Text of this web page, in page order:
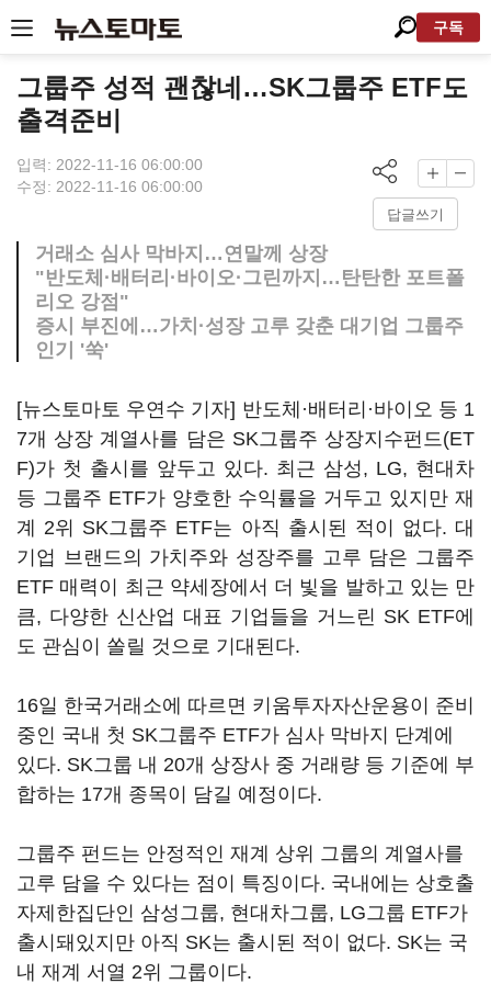
구독
그룹주 성적 괜찮네…SK그룹주 ETF도
출격준비
입력: 2022-11-16 06:00:00
수정: 2022-11-16 06:00:00
답글쓰기
거래소 심사 막바지…연말께 상장
"반도체·배터리·바이오·그린까지…탄탄한 포트폴
리오 강점"
증시 부진에…가치·성장 고루 갖춘 대기업 그룹주
인기 '쑥'
[뉴스토마토 우연수 기자] 반도체·배터리·바이오 등 1
7개 상장 계열사를 담은 SK그룹주 상장지수펀드(ET
F)가 첫 출시를 앞두고 있다. 최근 삼성, LG, 현대차
등 그룹주 ETF가 양호한 수익률을 거두고 있지만 재
계 2위 SK그룹주 ETF는 아직 출시된 적이 없다. 대
기업 브랜드의 가치주와 성장주를 고루 담은 그룹주
ETF 매력이 최근 약세장에서 더 빛을 발하고 있는 만
큼, 다양한 신산업 대표 기업들을 거느린 SK ETF에
도 관심이 쏠릴 것으로 기대된다.
16일 한국거래소에 따르면 키움투자자산운용이 준비
중인 국내 첫 SK그룹주 ETF가 심사 막바지 단계에
있다. SK그룹 내 20개 상장사 중 거래량 등 기준에 부
합하는 17개 종목이 담길 예정이다.
그룹주 펀드는 안정적인 재계 상위 그룹의 계열사를
고루 담을 수 있다는 점이 특징이다. 국내에는 상호출
자제한집단인 삼성그룹, 현대차그룹, LG그룹 ETF가
출시돼있지만 아직 SK는 출시된 적이 없다. SK는 국
내 재계 서열 2위 그룹이다.